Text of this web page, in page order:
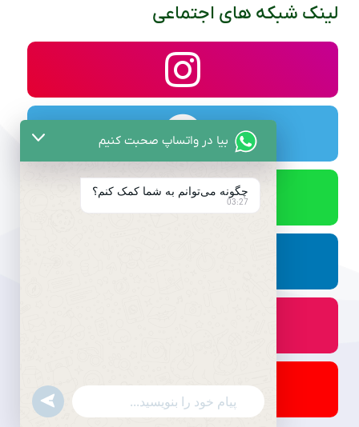
لینک شبکه های اجتماعی
بیا در واتساپ صحبت کنیم
چگونه می‌توانم به شما کمک کنم؟
03:27
WhatsApp
undefined